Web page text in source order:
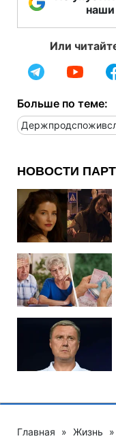
наши
Или
Больше по теме:
Главная » Жизнь »